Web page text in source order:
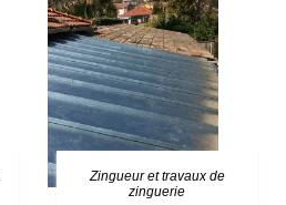
Zingueur et travaux de
zinguerie